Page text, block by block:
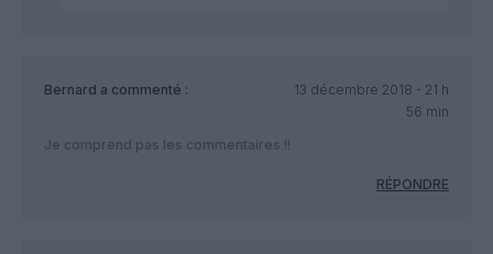
Bernard a commenté :
13 décembre 2018 - 21 h
56 min
Je comprend pas les commentaires !!
RÉPONDRE